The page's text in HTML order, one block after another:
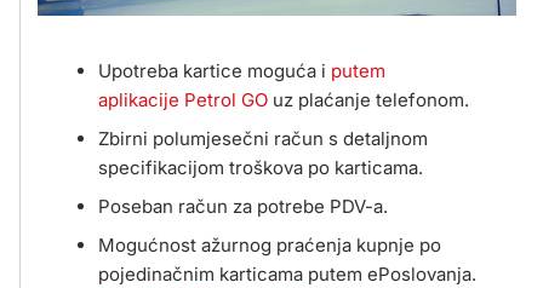
Upotreba kartice moguća i putem
aplikacije Petrol GO uz plaćanje telefonom.
Zbirni polumjesečni račun s detaljnom
specifikacijom troškova po karticama.
Poseban račun za potrebe PDV-a.
Mogućnost ažurnog praćenja kupnje po
pojedinačnim karticama putem ePoslovanja.